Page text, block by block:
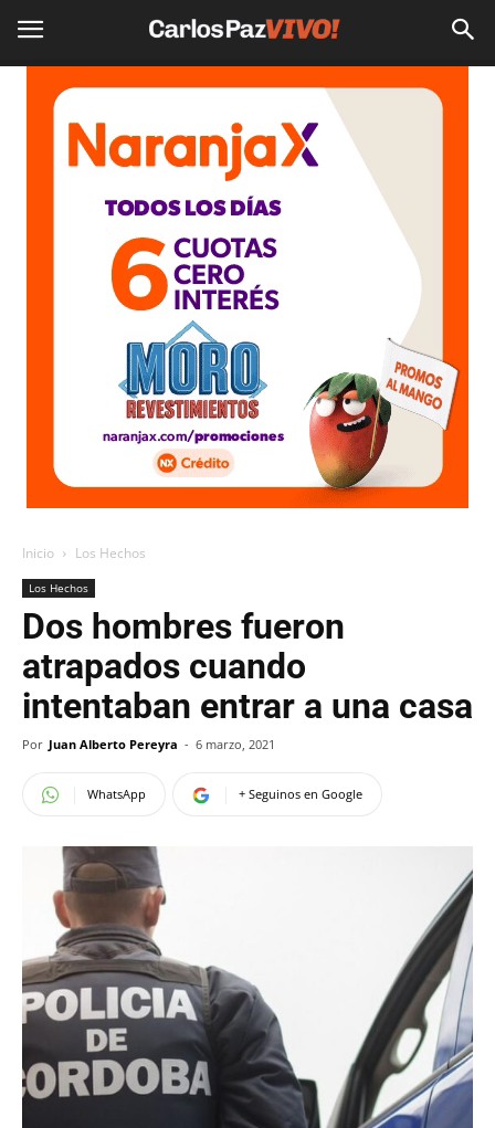
Inicio Los Hechos
Los Hechos
Dos hombres fueron
atrapados cuando
intentaban entrar a una casa
Por Juan Alberto Pereyra - 6 marzo, 2021
WhatsApp + Seguinos en Google